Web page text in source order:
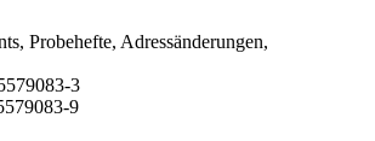
Probehefte, Adressänderungen,
3
9